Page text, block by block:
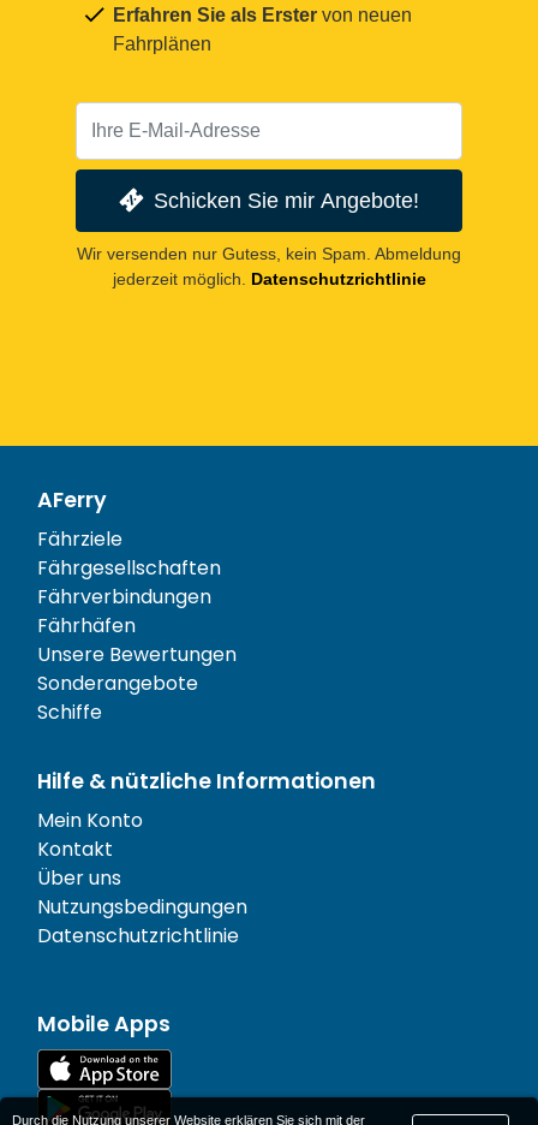
Erfahren Sie als Erster von neuen
Fahrplänen
Schicken Sie mir Angebote!
Wir versenden nur Gutess, kein Spam. Abmeldung
jederzeit möglich.
Datenschutzrichtlinie
AFerry
Fährziele
Fährgesellschaften
Fährverbindungen
Fährhäfen
Unsere Bewertungen
Sonderangebote
Schiffe
Hilfe & nützliche Informationen
Mein Konto
Kontakt
Über uns
Nutzungsbedingungen
Datenschutzrichtlinie
Mobile Apps
Durch die Nutzung unserer Website erklären Sie sich mit der